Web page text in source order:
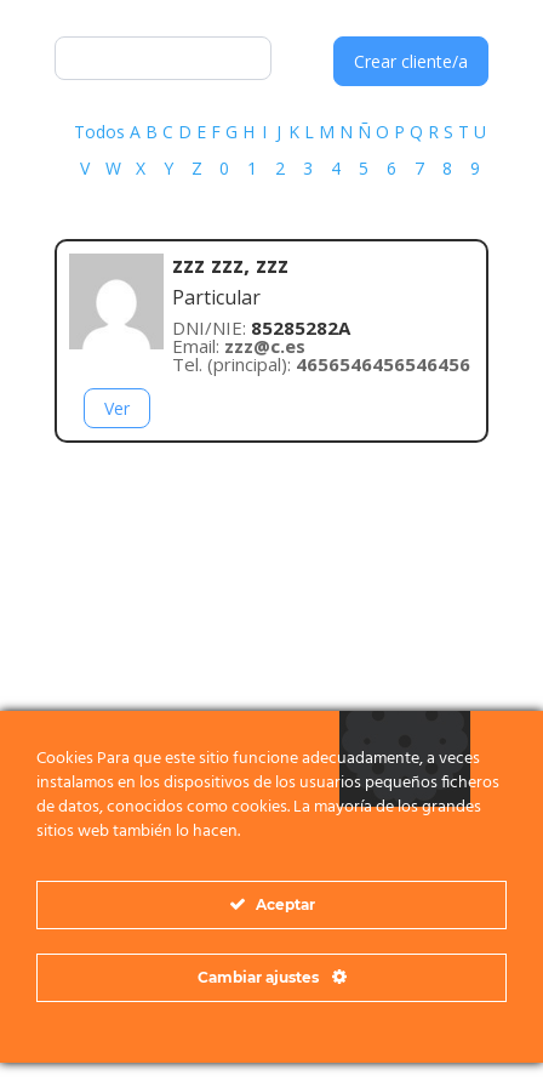
Crear cliente/a
Todos A B C D E F G H I J K L M N Ñ O P Q R S T U
V
W X Y Z 0 1 2 3 4 5 6 7 8 9
Ver
zzz zzz, zzz
Particular
DNI/NIE: 85285282A
Email: zzz@c.es
Tel. (principal): 4656546456546456
Cookies Para que este sitio funcione adecuadamente, a veces
instalamos en los dispositivos de los usuarios pequeños ficheros
de datos, conocidos como cookies. La mayoría de los grandes
sitios web también lo hacen.
Aceptar
Cambiar ajustes